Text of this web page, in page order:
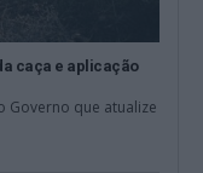
caça e aplicação
Governo que atualize